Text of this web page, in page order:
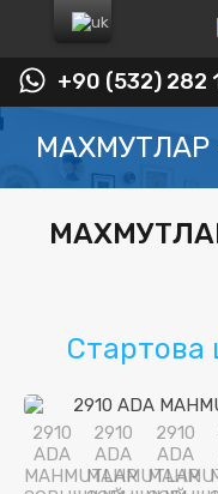
+90 (532) 282
МАХМУТЛАР
Стартова